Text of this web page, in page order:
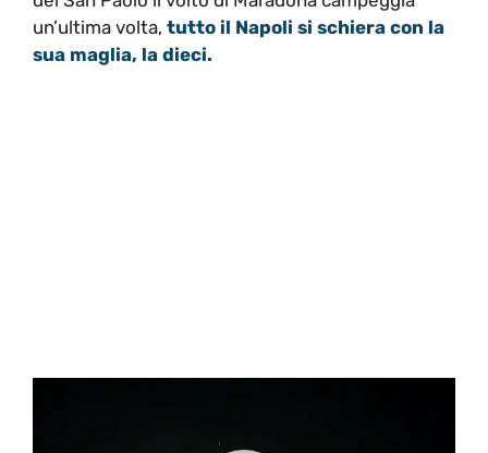
un’ultima volta, tutto il Napoli si schiera con la
sua maglia, la dieci.